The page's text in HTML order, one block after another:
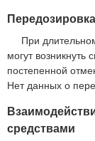
Передозировка
При
могут возникнуть
постепенной
Нет данных о
средствами